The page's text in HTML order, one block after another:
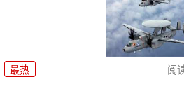
最热 阅